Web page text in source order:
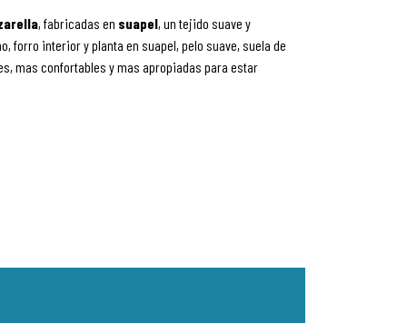
, fabricadas en suapel, un tejido suave y
forro interior y planta en suapel, pelo suave, suela de
mas confortables y mas apropiadas para estar